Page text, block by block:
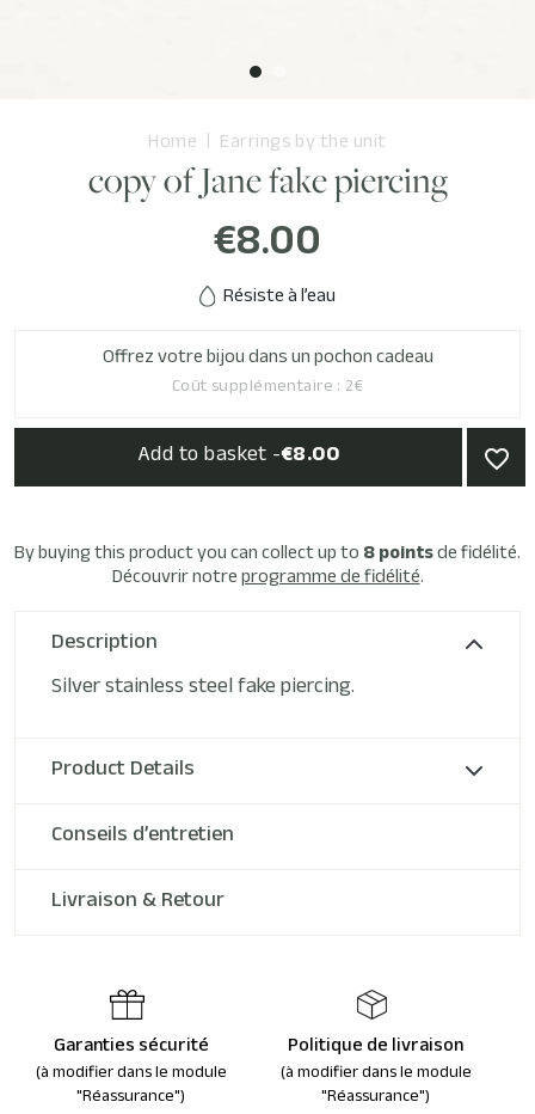
Home Earrings by the unit
copy of Jane fake piercing
€8.00
Résiste à l’eau
Offrez votre bijou dans un pochon cadeau
Coût supplémentaire : 2€
Add to basket -€8.00 favorite_border
By buying this product you can collect up to8pointsde fidélité.
Découvrir notreprogramme de fidélité.
Description
Silver stainless steel fake piercing.
Product Details
Conseils d’entretien
Livraison & Retour
Garanties sécurité
(à modifier dans le module
"Réassurance")
Politique de livraison
(à modifier dans le module
"Réassurance")